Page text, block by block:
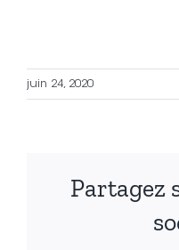
juin 24, 2020
Partagez